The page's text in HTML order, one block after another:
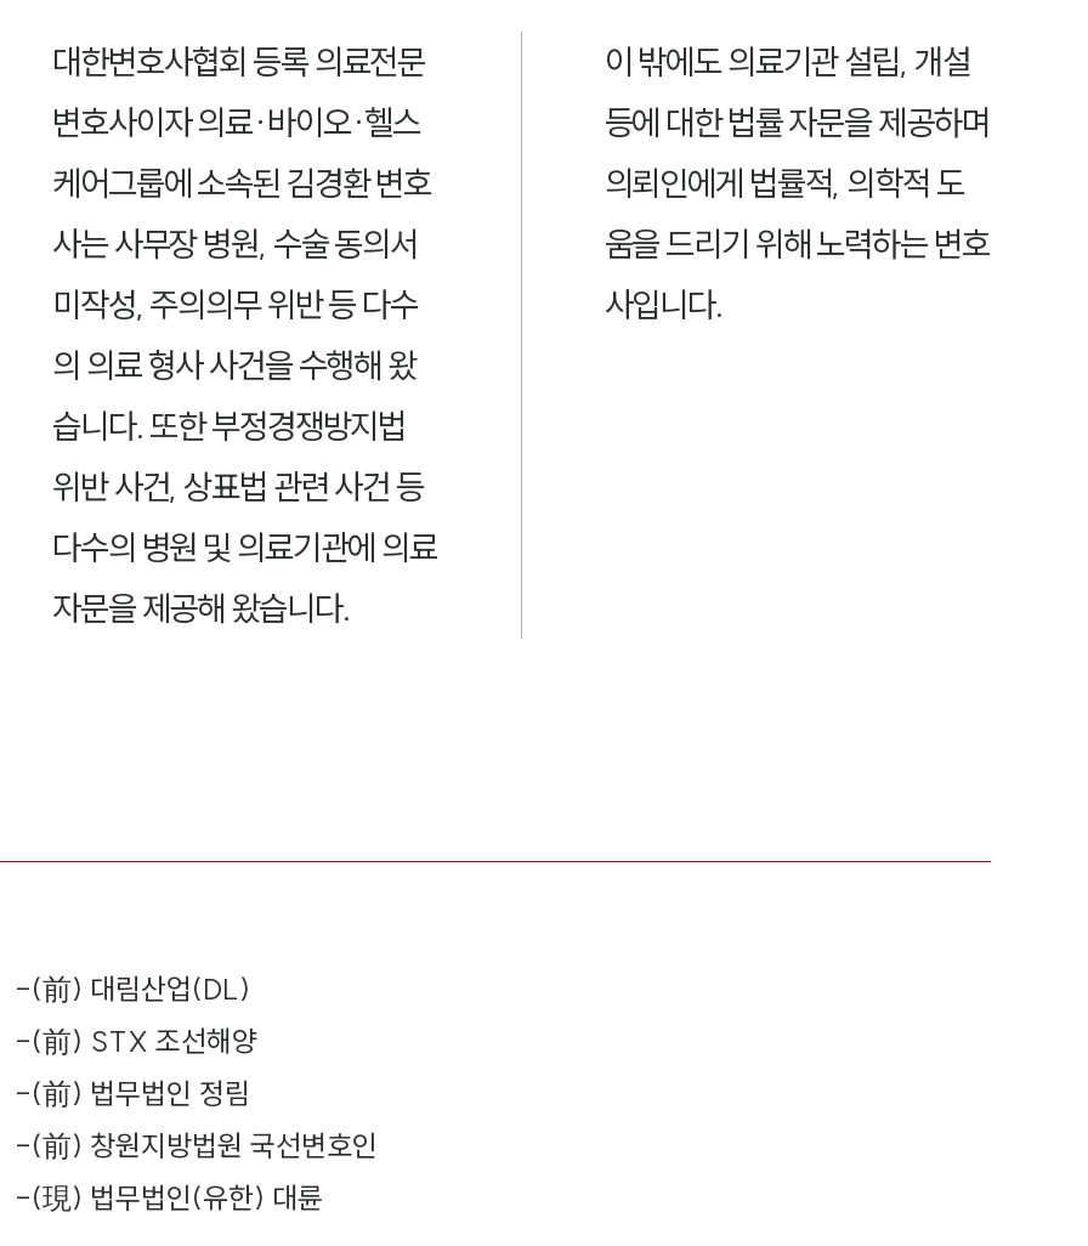
대한변호사협회 등록 의료전문
변호사이자 의료·바이오·헬스
케어그룹에 소속된 김경환 변호
사는 사무장 병원, 수술 동의서
미작성, 주의의무 위반 등 다수
의 의료 형사 사건을 수행해 왔
습니다. 또한 부정경쟁방지법
위반 사건, 상표법 관련 사건 등
다수의 병원 및 의료기관에 의료
자문을 제공해 왔습니다.
이 밖에도 의료기관 설립, 개설
등에 대한 법률 자문을 제공하며
의뢰인에게 법률적, 의학적 도
움을 드리기 위해 노력하는 변호
사입니다.
-(前) 대림산업(DL)
-(前) STX 조선해양
-(前) 법무법인 정림
-(前) 창원지방법원 국선변호인
-(現) 법무법인(유한) 대륜